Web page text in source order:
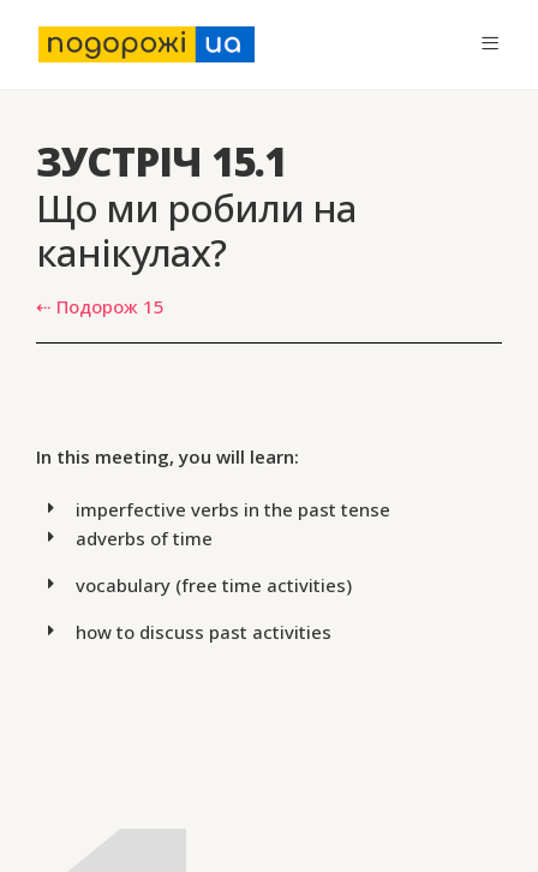
ЗУСТРІЧ 15.1
Що ми робили на
канікулах?
⇠ Подорож 15
In this meeting, you will learn:
imperfective verbs in the past tense
adverbs of time
vocabulary (free time activities)
how to discuss past activities